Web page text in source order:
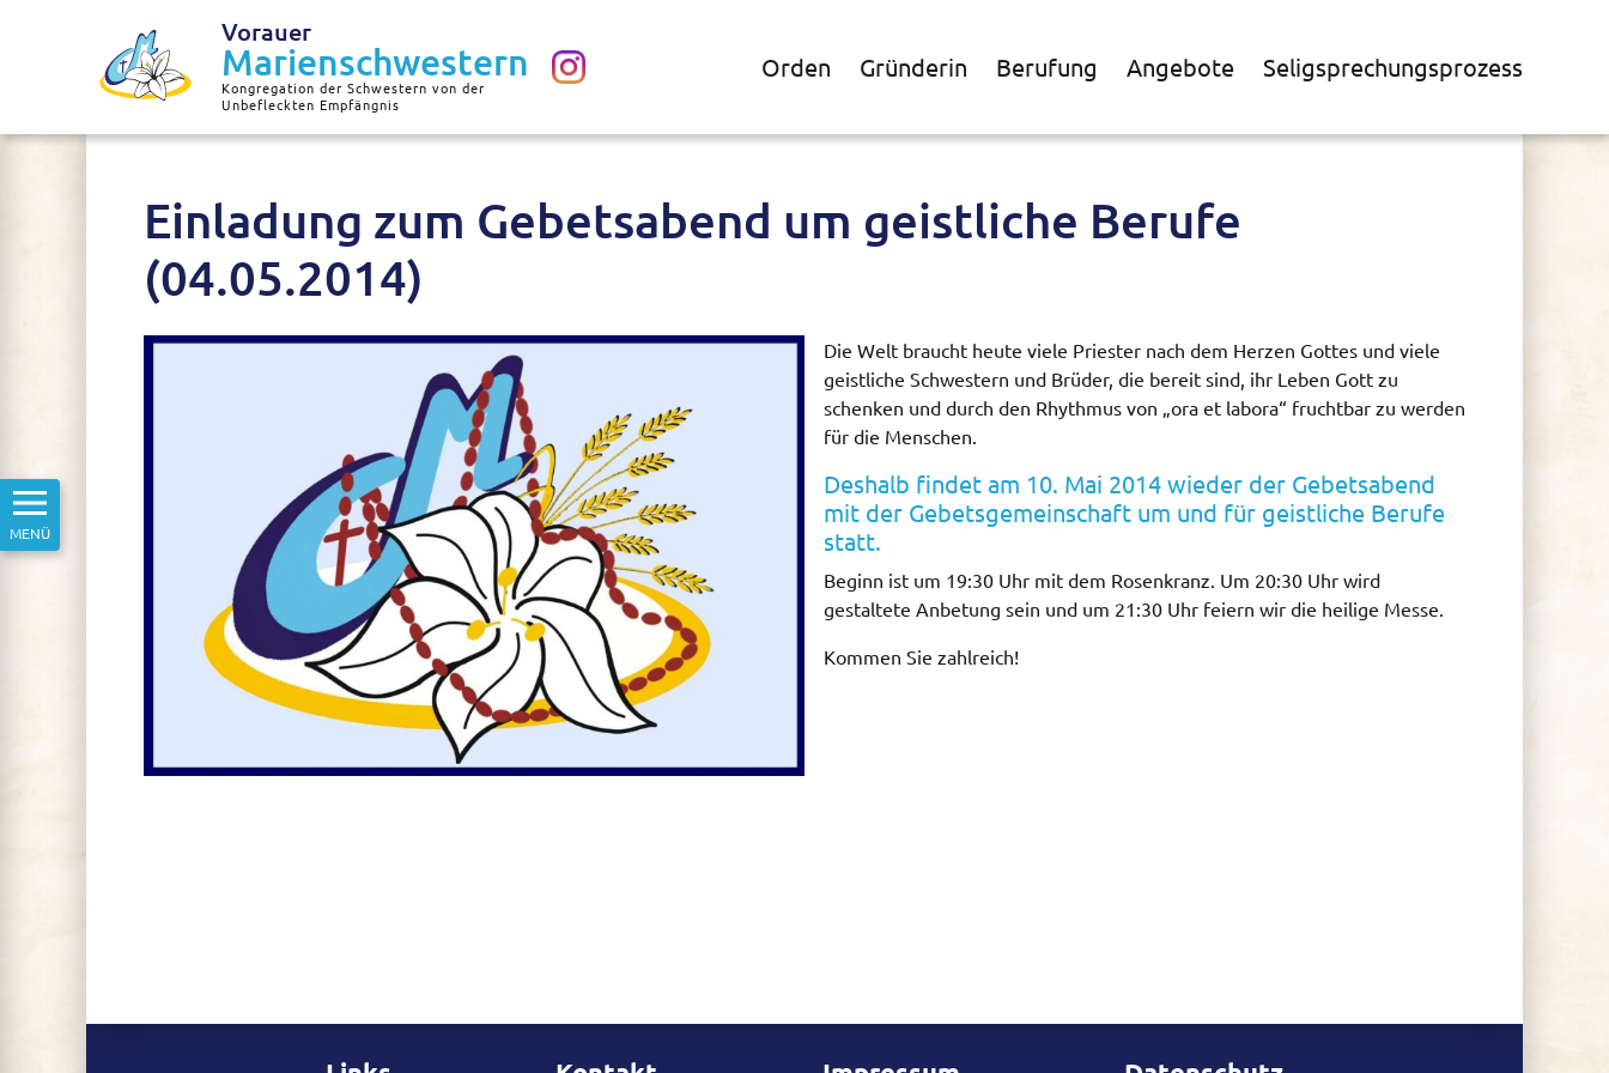
Vorauer
Marienschwestern
Kongregation der Schwestern von der
Unbefleckten Empfängnis
Orden Gründerin Berufung Angebote Seligsprechungsprozess
MENÜ
Einladung zum Gebetsabend um geistliche Berufe
(04.05.2014)
Die Welt braucht heute viele Priester nach dem Herzen Gottes und viele
geistliche Schwestern und Brüder, die bereit sind, ihr Leben Gott zu
schenken und durch den Rhythmus von „ora et labora“ fruchtbar zu werden
für die Menschen.
Deshalb findet am 10. Mai 2014 wieder der Gebetsabend
mit der Gebetsgemeinschaft um und für geistliche Berufe
statt.
Beginn ist um 19:30 Uhr mit dem Rosenkranz. Um 20:30 Uhr wird
gestaltete Anbetung sein und um 21:30 Uhr feiern wir die heilige Messe.
Kommen Sie zahlreich!